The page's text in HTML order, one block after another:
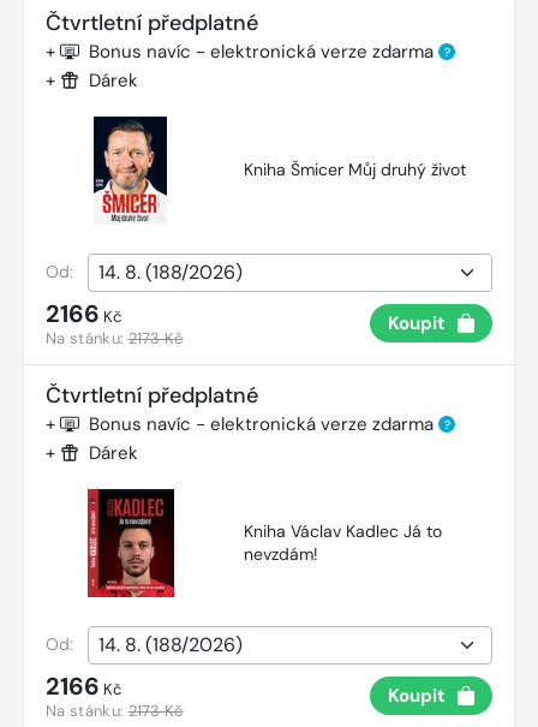
Čtvrtletní předplatné
+ Bonus navíc - elektronická verze zdarma ?
+ Dárek
Kniha Šmicer Můj druhý život
Od:
2166 Kč
Na stánku:2173 Kč
Koupit
Čtvrtletní předplatné
+ Bonus navíc - elektronická verze zdarma ?
+ Dárek
Kniha Václav Kadlec Já to
nevzdám!
Od:
2166 Kč
Na stánku:2173 Kč
Koupit